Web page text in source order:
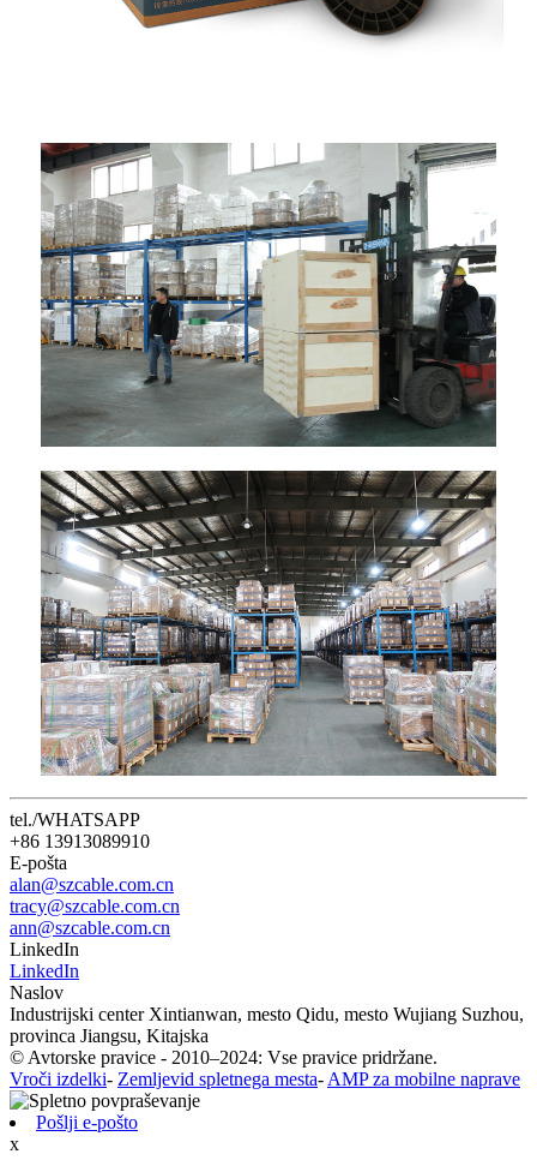
tel./WHATSAPP
+86 13913089910
E-pošta
alan@szcable.com.cn
tracy@szcable.com.cn
ann@szcable.com.cn
LinkedIn
LinkedIn
Naslov
Industrijski center Xintianwan, mesto Qidu, mesto Wujiang Suzhou,
provinca Jiangsu, Kitajska
© Avtorske pravice - 2010–2024: Vse pravice pridržane.
Vroči izdelki- Zemljevid spletnega mesta- AMP za mobilne naprave
Pošlji e-pošto
x